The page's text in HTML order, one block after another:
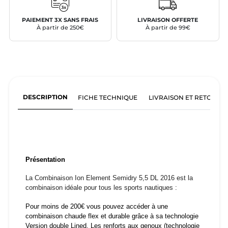
PAIEMENT 3X SANS FRAIS
À partir de 250€
LIVRAISON OFFERTE
À partir de 99€
DESCRIPTION FICHE TECHNIQUE LIVRAISON ET RETOURS
Présentation
La Combinaison Ion Element Semidry 5,5 DL 2016 est la
combinaison idéale pour tous les sports nautiques :
Pour moins de 200€ vous pouvez accéder à une
combinaison chaude flex et durable grâce à sa technologie
Version double Lined. Les renforts aux genoux (technologie